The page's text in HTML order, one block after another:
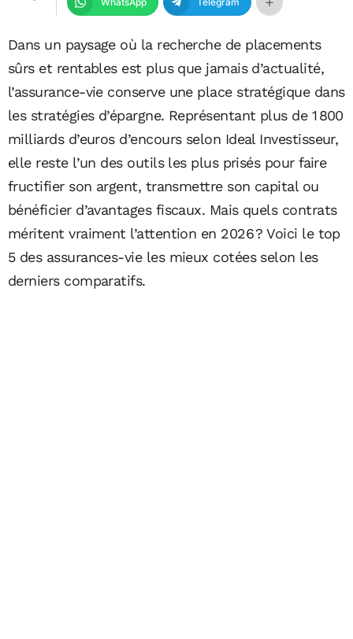
Dans un paysage où la recherche de placements
sûrs et rentables est plus que jamais d’actualité,
l’assurance-vie conserve une place stratégique dans
les stratégies d’épargne. Représentant plus de 1 800
milliards d’euros d’encours selon Ideal Investisseur,
elle reste l’un des outils les plus prisés pour faire
fructifier son argent, transmettre son capital ou
bénéficier d’avantages fiscaux. Mais quels contrats
méritent vraiment l’attention en 2026 ? Voici le top
5 des assurances-vie les mieux cotées selon les
derniers comparatifs.